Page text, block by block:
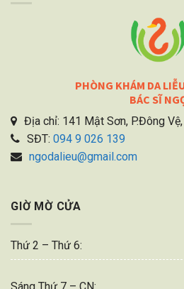
PHÒNG KHÁM DA
BÁC SĨ
Địa chỉ: 141 Mật Sơn, P.Đông Vệ,
SĐT: 094 9 026 139
ngodalieu@gmail.com
GIỜ MỜ CỬA
Thứ 2 – Thứ 6: